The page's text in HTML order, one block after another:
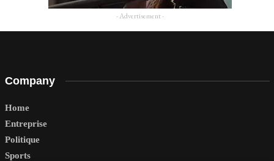
- Advertisement -
Company
Home
Entreprise
Politique
Sports